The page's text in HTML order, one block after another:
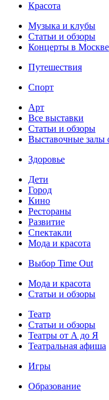
Красота
Музыка и клубы
Статьи и обзоры
Концерты в Москве
Путешествия
Спорт
Арт
Все выставки
Статьи и обзоры
Выставочные залы
Здоровье
Дети
Город
Кино
Рестораны
Развитие
Спектакли
Мода и красота
Выбор Time Out
Мода и красота
Статьи и обзоры
Театр
Статьи и обзоры
Театры от А до Я
Театральная афиша
Игры
Образование